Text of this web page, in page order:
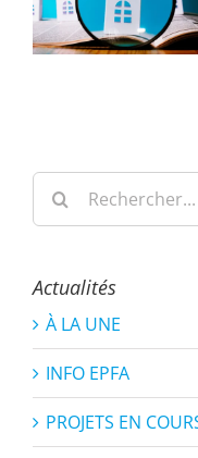
Rechercher:
Actualités
À LA UNE
INFO EPFA
PROJETS EN